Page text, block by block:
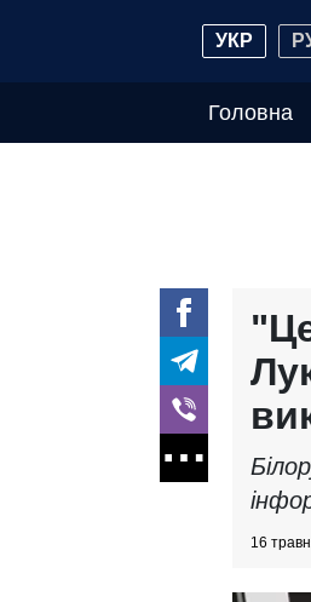
УКР
Головна
16